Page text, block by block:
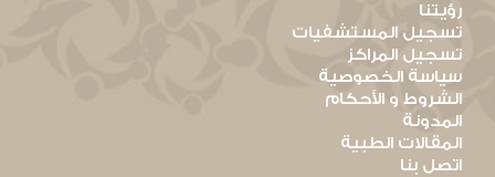
رؤيتنا
تسجيل المستشفيات
تسجيل المراكز
سياسة الخصوصية
الشروط و الأحكام
المدونة
المقالات الطبية
اتصل بنا